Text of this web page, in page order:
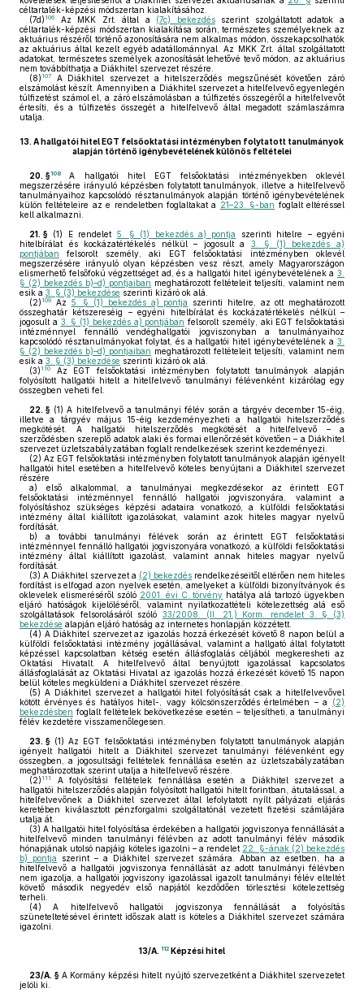
céltartalék-képzési módszertan kialakításához.
(7d) 106 Az MKK Zrt. által a (7c) bekezdésszerint szolgáltatott adatok a
céltartalék-képzési módszertan kialakítása során, természetes személyeknek az
aktuárius részéről történő azonosítására nem alkalmas módon, összekapcsolhatók
az aktuárius által kezelt egyéb adatállománnyal. Az MKK Zrt. által szolgáltatott
adatokat, természetes személyek azonosítását lehetővé tevő módon, az aktuárius
nem továbbíthatja a Diákhitel szervezet részére.
(8) 107
A Diákhitel szervezet a hitelszerződés megszűnését követően záró
elszámolást készít. Amennyiben a Diákhitel szervezet a hitelfelvevő egyenlegén
túlfizetést számol el, a záró elszámolásban a túlfizetés összegéről a hitelfelvevőt
értesíti, és a túlfizetés összegét a hitelfelvevő által megadott számlaszámra
utalja.
13. A hallgatói hitel EGT felsőoktatási intézményben folytatott tanulmányok
alapján történő igénybevételének különös feltételei
20. §108
A hallgatói hitel EGT felsőoktatási intézményekben oklevél
megszerzésére irányuló képzésben folytatott tanulmányok, illetve a hitelfelvevő
tanulmányaihoz kapcsolódó résztanulmányok alapján történő igénybevételének
külön feltételeire az e rendeletben foglaltakat a 21–23. §-ban foglalt eltéréssel
kell alkalmazni.
21. § (1) E rendelet 5. § (1) bekezdés a) pontja
szerinti hitelre – egyéni
hitelbírálat és kockázatértékelés nélkül – jogosult a 3. § (1) bekezdés a)
pontjában felsorolt személy, aki EGT felsőoktatási intézményben oklevél
megszerzésére irányuló olyan képzésben vesz részt, amely Magyarországon
elismerhető felsőfokú végzettséget ad, és a hallgatói hitel igénybevételének a 3.
§ (2) bekezdés b)–d) pontjaiban meghatározott feltételeit teljesíti, valamint nem
esik a 3. § (3) bekezdése szerinti kizáró ok alá.
(2) 109 Az 5. § (1) bekezdés a) pontja
szerinti hitelre, az ott meghatározott
összeghatár kétszereséig – egyéni hitelbírálat és kockázatértékelés nélkül –
jogosult a 3. § (1) bekezdés a) pontjában felsorolt személy, aki EGT felsőoktatási
intézménnyel fennálló vendéghallgatói jogviszonyban a tanulmányaihoz
kapcsolódó résztanulmányokat folytat, és a hallgatói hitel igénybevételének a 3.
§ (2) bekezdés b)–d) pontjaiban meghatározott feltételeit teljesíti, valamint nem
esik a 3. § (3) bekezdése szerinti kizáró ok alá.
(3) 110
Az EGT felsőoktatási intézményben folytatott tanulmányok alapján
folyósított hallgatói hitelt a hitelfelvevő tanulmányi félévenként kizárólag egy
összegben veheti fel.
22. § (1) A hitelfelvevő a tanulmányi félév során a tárgyév december 15-éig,
illetve a tárgyév május 15-éig kezdeményezheti a hallgatói hitelszerződés
megkötését. A hallgatói hitelszerződés megkötését a hitelfelvevő – a
szerződésben szereplő adatok alaki és formai ellenőrzését követően – a Diákhitel
szervezet üzletszabályzatában foglalt rendelkezések szerint kezdeményezi.
(2) Az EGT felsőoktatási intézményben folytatott tanulmányok alapján igényelt
hallgatói hitel esetében a hitelfelvevő köteles benyújtani a Diákhitel szervezet
részére
a) első alkalommal, a tanulmányai megkezdésekor az érintett EGT
felsőoktatási intézménnyel fennálló hallgatói jogviszonyára, valamint a
folyósításhoz szükséges képzési adataira vonatkozó, a külföldi felsőoktatási
intézmény által kiállított igazolásokat, valamint azok hiteles magyar nyelvű
fordítását,
b) a további tanulmányi félévek során az érintett EGT felsőoktatási
intézménnyel fennálló hallgatói jogviszonyára vonatkozó, a külföldi felsőoktatási
intézmény által kiállított igazolást, valamint annak hiteles magyar nyelvű
fordítását.
(3) A Diákhitel szervezet a (2) bekezdés rendelkezéseitől eltérően nem hiteles
fordítást is elfogad azon nyelvek esetén, amelyeket a külföldi bizonyítványok és
oklevelek elismeréséről szóló 2001. évi C. törvény hatálya alá tartozó ügyekben
eljáró hatóságok kijelöléséről, valamint nyilatkozattételi kötelezettség alá eső
szolgáltatások felsorolásáról szóló33/2008. (II. 21.) Korm. rendelet 3. § (3)
bekezdése alapján eljáró hatóság az internetes honlapján közzétett.
(4) A Diákhitel szervezet az igazolás hozzá érkezését követő 8 napon belül a
külföldi felsőoktatási intézmény jogállásával, valamint a hallgató által folytatott
képzéssel kapcsolatban kétség esetén állásfoglalás céljából megkeresheti az
Oktatási Hivatalt. A hitelfelvevő által benyújtott igazolással kapcsolatos
állásfoglalását az Oktatási Hivatal az igazolás hozzá érkezését követő 15 napon
belül köteles megküldeni a Diákhitel szervezet részére.
(5) A Diákhitel szervezet a hallgatói hitel folyósítását csak a hitelfelvevővel
kötött érvényes és hatályos hitel-, vagy kölcsönszerződés értelmében – a (2)
bekezdésben foglalt feltételek bekövetkezése esetén – teljesítheti, a tanulmányi
félév kezdetére visszamenőlegesen.
23. § (1) Az EGT felsőoktatási intézményben folytatott tanulmányok alapján
igényelt hallgatói hitelt a Diákhitel szervezet tanulmányi félévenként egy
összegben, a jogosultsági feltételek fennállása esetén az üzletszabályzatában
meghatározottak szerint utalja a hitelfelvevő részére.
(2) 111
A folyósítási feltételek fennállása esetén a Diákhitel szervezet a
hallgatói hitelszerződés alapján folyósított hallgatói hitelt forintban, átutalással, a
hitelfelvevőnek a Diákhitel szervezet által lefolytatott nyílt pályázati eljárás
keretében kiválasztott pénzforgalmi szolgáltatónál vezetett fizetési számlájára
utalja át.
(3) A hallgatói hitel folyósítása érdekében a hallgatói jogviszonya fennállását a
hitelfelvevő minden tanulmányi félévben az adott tanulmányi félév második
hónapjának utolsó napjáig köteles igazolni – a rendelet 22. §-ának (2) bekezdés
b) pontja szerint – a Diákhitel szervezet számára. Abban az esetben, ha a
hitelfelvevő a hallgatói jogviszonya fennállását az adott tanulmányi félévben
nem igazolja, a hallgatói jogviszony igazolással igazolt tanulmányi félév elteltét
követő második negyedév első napjától kezdődően törlesztési kötelezettség
terheli.
(4) A hitelfelvevő hallgatói jogviszonya fennállását a folyósítás
szüneteltetésével érintett időszak alatt is köteles a Diákhitel szervezet számára
igazolni.
13/A. 112 Képzési hitel
23/A. § A Kormány képzési hitelt nyújtó szervezetként a Diákhitel szervezetet
jelöli ki.